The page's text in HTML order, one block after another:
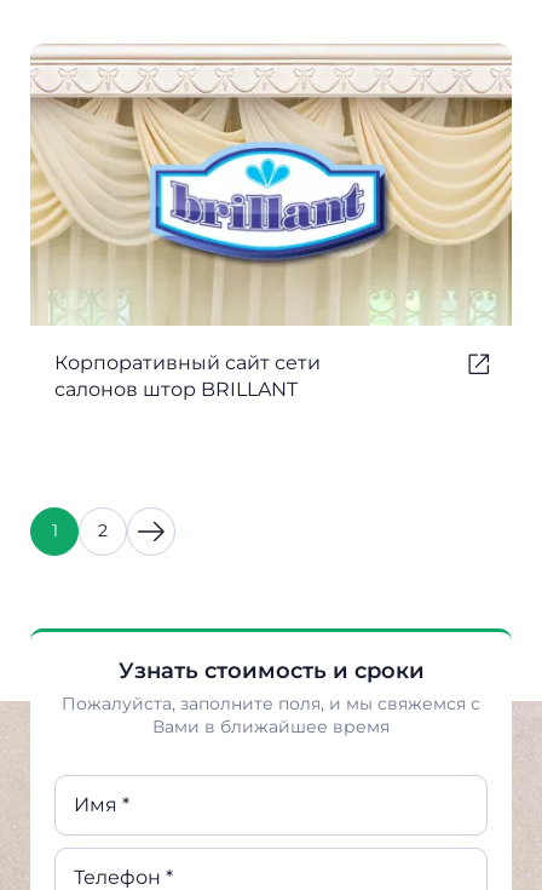
Корпоративный сайт сети
салонов штор BRILLANT
1 2
Узнать стоимость и сроки
Пожалуйста, заполните поля, и мы свяжемся с
Вами в ближайшее время
Имя *
Телефон *